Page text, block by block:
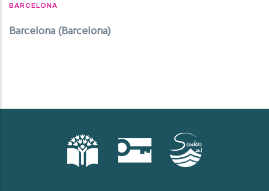
BARCELONA
Barcelona (Barcelona)